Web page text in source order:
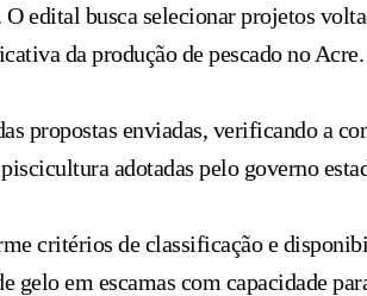
edital busca selecionar projetos
da produção de pescado no Acre.
propostas enviadas, verificando a
adotadas pelo governo
critérios de classificação e
em escamas com capacidade